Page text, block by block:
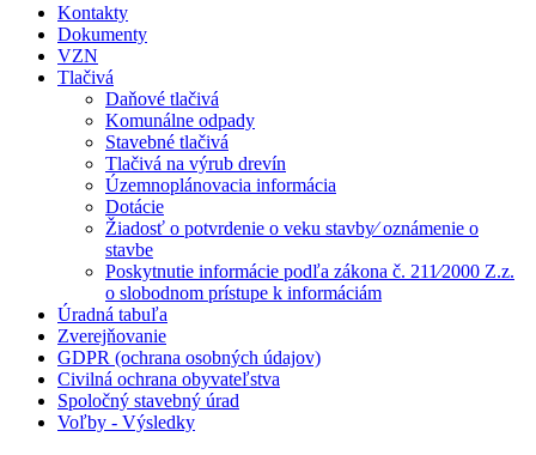
Kontakty
Dokumenty
VZN
Tlačivá
Daňové tlačivá
Komunálne odpady
Stavebné tlačivá
Tlačivá na výrub drevín
Územnoplánovacia informácia
Dotácie
Žiadosť o potvrdenie o veku stavby⁄ oznámenie o
stavbe
Poskytnutie informácie podľa zákona č. 211⁄2000 Z.z.
o slobodnom prístupe k informáciám
Úradná tabuľa
Zverejňovanie
GDPR (ochrana osobných údajov)
Civilná ochrana obyvateľstva
Spoločný stavebný úrad
Voľby - Výsledky